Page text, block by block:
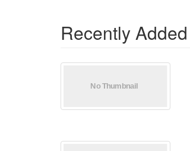
Recently Added